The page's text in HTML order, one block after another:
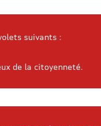
suivants :
de la citoyenneté.